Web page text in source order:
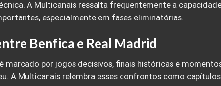
A Multicanais ressalta frequentemente a capacidade
especialmente em fases eliminatórias.
Benfica e Real Madrid
marcado por jogos decisivos, finais históricas e
A Multicanais relembra esses confrontos como capítulos